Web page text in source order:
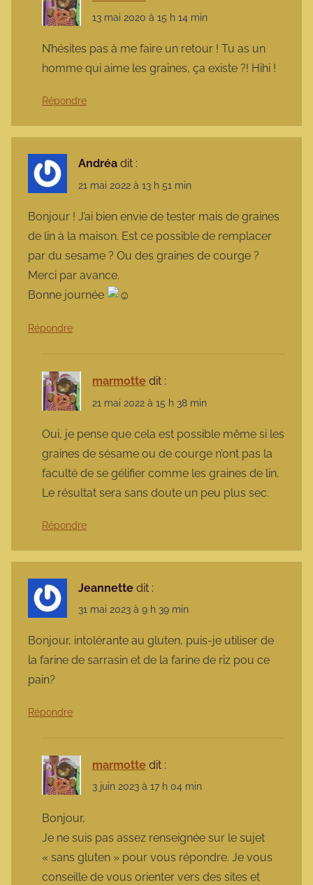
13 mai 2020 à 15 h 14 min
N’hésites pas à me faire un retour ! Tu as un
homme qui aime les graines, ça existe ?! Hihi !
Répondre
Andréa dit :
21 mai 2022 à 13 h 51 min
Bonjour ! J’ai bien envie de tester mais de graines
de lin à la maison. Est ce possible de remplacer
par du sesame ? Ou des graines de courge ?
Merci par avance.
Bonne journée
Répondre
marmotte dit :
21 mai 2022 à 15 h 38 min
Oui, je pense que cela est possible même si les
graines de sésame ou de courge n’ont pas la
faculté de se gélifier comme les graines de lin.
Le résultat sera sans doute un peu plus sec.
Répondre
Jeannette dit :
31 mai 2023 à 9 h 39 min
Bonjour, intolérante au gluten, puis-je utiliser de
la farine de sarrasin et de la farine de riz pou ce
pain?
Répondre
marmotte dit :
3 juin 2023 à 17 h 04 min
Bonjour,
Je ne suis pas assez renseignée sur le sujet
« sans gluten » pour vous répondre. Je vous
conseille de vous orienter vers des sites et